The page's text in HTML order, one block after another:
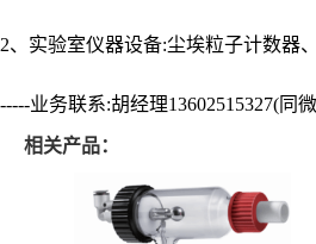
2、实验室仪器设备:尘埃粒子计数器
-----业务联系:胡经理13602515327(同
相关产品：